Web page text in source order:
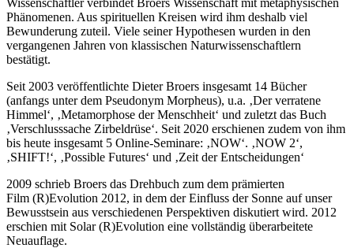
Phänomenen. Aus spirituellen Kreisen wird ihm deshalb viel
Bewunderung zuteil. Viele seiner Hypothesen wurden in den
vergangenen Jahren von klassischen Naturwissenschaftlern
bestätigt.
Seit 2003 veröffentlichte Dieter Broers insgesamt 14 Bücher
(anfangs unter dem Pseudonym Morpheus), u.a. ‚Der verratene
Himmel‘, ‚Metamorphose der Menschheit‘ und zuletzt das Buch
‚Verschlusssache Zirbeldrüse‘. Seit 2020 erschienen zudem von ihm
bis heute insgesamt 5 Online-Seminare: ‚NOW‘. ‚NOW 2‘,
‚SHIFT!‘, ‚Possible Futures‘ und ‚Zeit der Entscheidungen‘
2009 schrieb Broers das Drehbuch zum dem prämierten
Film (R)Evolution 2012, in dem der Einfluss der Sonne auf unser
Bewusstsein aus verschiedenen Perspektiven diskutiert wird. 2012
erschien mit Solar (R)Evolution eine vollständig überarbeitete
Neuauflage.